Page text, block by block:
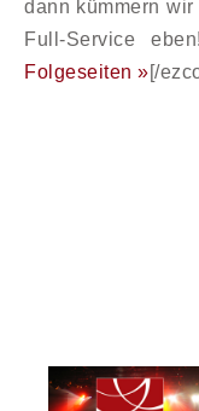
dann kümmern
Full-Service
Folgeseiten »[/